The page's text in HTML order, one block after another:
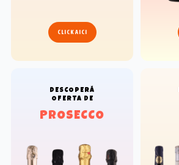
CLICK AICI
DESCOPERĂ
OFERTA DE
PROSECCO